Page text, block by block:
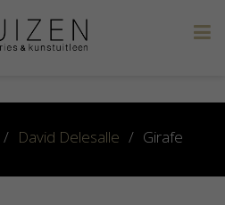
/ David Delesalle / Girafe